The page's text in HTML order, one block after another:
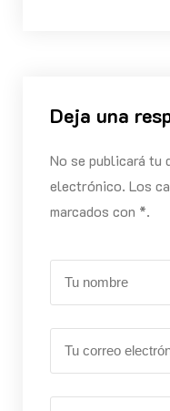
Deja una
No se publicará tu
electrónico. Los
marcados con *.